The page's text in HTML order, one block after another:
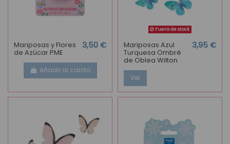
Mariposas y Flores
de Azúcar PME
3,50 €
Añadir al carrito
Fuera de stock
Mariposas Azul
Turquesa Ombré
de Oblea Wilton
3,95 €
Ver